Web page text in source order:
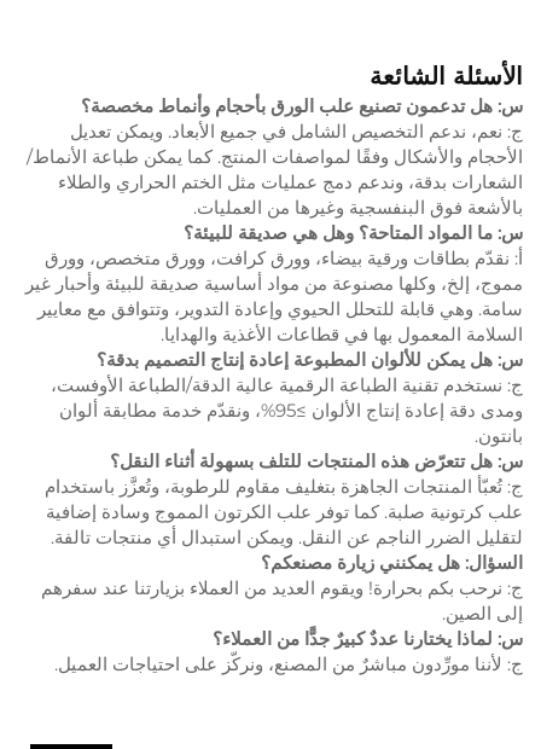
الأسئلة الشائعة
س: هل تدعمون تصنيع علب الورق بأحجام وأنماط مخصصة؟
ج: نعم، ندعم التخصيص الشامل في جميع الأبعاد. ويمكن تعديل
الأحجام والأشكال وفقًا لمواصفات المنتج. كما يمكن طباعة الأنماط/
الشعارات بدقة، وندعم دمج عمليات مثل الختم الحراري والطلاء
بالأشعة فوق البنفسجية وغيرها من العمليات.
س: ما المواد المتاحة؟ وهل هي صديقة للبيئة؟
أ: نقدّم بطاقات ورقية بيضاء، وورق كرافت، وورق متخصص، وورق
مموج، إلخ، وكلها مصنوعة من مواد أساسية صديقة للبيئة وأحبار غير
سامة. وهي قابلة للتحلل الحيوي وإعادة التدوير، وتتوافق مع معايير
السلامة المعمول بها في قطاعات الأغذية والهدايا.
س: هل يمكن للألوان المطبوعة إعادة إنتاج التصميم بدقة؟
ج: نستخدم تقنية الطباعة الرقمية عالية الدقة/الطباعة الأوفست،
ومدى دقة إعادة إنتاج الألوان ≥95%، ونقدّم خدمة مطابقة ألوان
بانتون.
س: هل تتعرّض هذه المنتجات للتلف بسهولة أثناء النقل؟
ج: تُعبّأ المنتجات الجاهزة بتغليف مقاوم للرطوبة، وتُعزَّز باستخدام
علب كرتونية صلبة. كما توفر علب الكرتون المموج وسادة إضافية
لتقليل الضرر الناجم عن النقل. ويمكن استبدال أي منتجات تالفة.
السؤال: هل يمكنني زيارة مصنعكم؟
ج: نرحب بكم بحرارة! ويقوم العديد من العملاء بزيارتنا عند سفرهم
إلى الصين.
س: لماذا يختارنا عددٌ كبيرٌ جدًّا من العملاء؟
ج: لأننا مورِّدون مباشرٌ من المصنع، ونركّز على احتياجات العميل.